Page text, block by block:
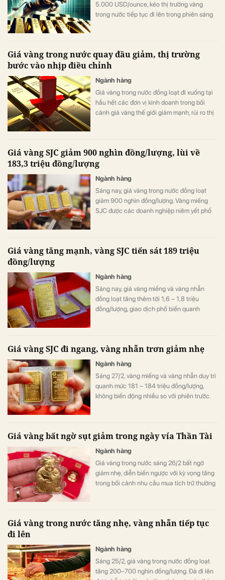
5.000 USD/ounce, kéo thị trường vàng
trong nước tiếp tục đi lên trong phiên sáng
Giá vàng trong nước quay đầu giảm, thị trường
bước vào nhịp điều chỉnh
Ngành hàng
Giá vàng trong nước đồng loạt đi xuống tại
hầu hết các đơn vị kinh doanh trong bối
cảnh giá vàng thế giới giảm mạnh, rủi ro thị
Giá vàng SJC giảm 900 nghìn đồng/lượng, lùi về
183,3 triệu đồng/lượng
Ngành hàng
Sáng nay, giá vàng trong nước đồng loạt
giảm 900 nghìn đồng/lượng. Vàng miếng
SJC được các doanh nghiệp niêm yết phổ
Giá vàng tăng mạnh, vàng SJC tiến sát 189 triệu
đồng/lượng
Ngành hàng
Sáng nay, giá vàng miếng và vàng nhẫn
đồng loạt tăng thêm tới 1,6 – 1,8 triệu
đồng/lượng, giao dịch phổ biến quanh
Giá vàng SJC đi ngang, vàng nhẫn trơn giảm nhẹ
Ngành hàng
Sáng 27/2, vàng miếng và vàng nhẫn duy trì
quanh mức 181 – 184 triệu đồng/lượng,
không biến động nhiều so với phiên trước.
Giá vàng bất ngờ sụt giảm trong ngày vía Thần Tài
Ngành hàng
Giá vàng trong nước sáng 26/2 bất ngờ
giảm nhẹ, diễn biến ngược với kỳ vọng tăng
trong bối cảnh nhu cầu mua tích trữ thường
Giá vàng trong nước tăng nhẹ, vàng nhẫn tiếp tục
đi lên
Ngành hàng
Sáng 25/2, giá vàng trong nước đồng loạt
tăng 200–700 nghìn đồng/lượng. Đà đi lên